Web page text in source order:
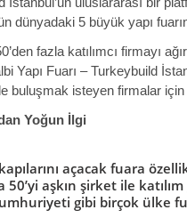
dünyadaki 5 büyük yapı
fazla katılımcı firmayı
Yapı Fuarı – Turkeybuild
buluşmak isteyen firmalar için
Yoğun İlgi
açacak fuara
aşkın şirket ile
gibi birçok